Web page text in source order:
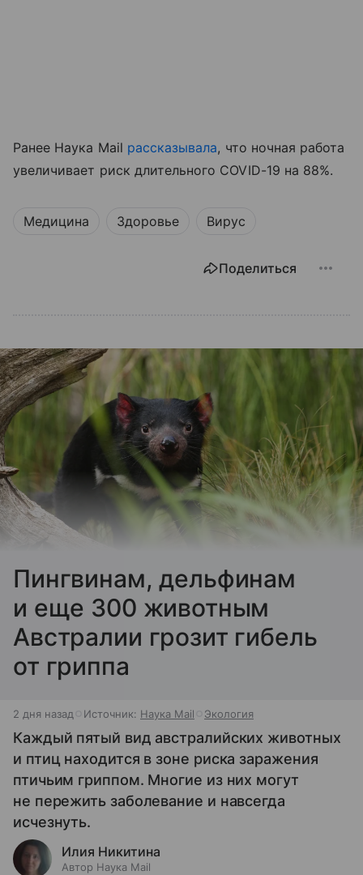
Ранее Наука Mail рассказывала, что ночная работа
увеличивает риск длительного COVID-19 на 88%.
Медицина Здоровье Вирус
Поделиться
Пингвинам, дельфинам
и еще 300 животным
Австралии грозит гибель
от гриппа
2 дня назад Источник: Наука Mail Экология
Каждый пятый вид австралийских животных
и птиц находится в зоне риска заражения
птичьим гриппом. Многие из них могут
не пережить заболевание и навсегда
исчезнуть.
Илия Никитина
Автор Наука Mail